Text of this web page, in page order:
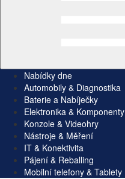
Nabídky dne
Automobily & Diagnostika
Baterie a Nabíječky
Elektronika & Komponenty
Konzole & Videohry
Nástroje & Měření
IT & Konektivita
Pájení & Reballing
Mobilní telefony & Tablety